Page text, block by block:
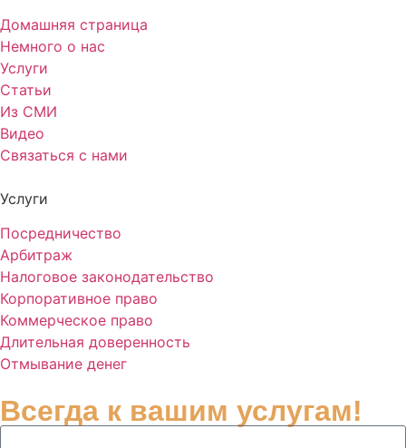
Домашняя страница
Немного о нас
Услуги
Статьи
Из СМИ
Видео
Связаться с нами
Услуги
Посредничество
Арбитраж
Налоговое законодательство
Корпоративное право
Коммерческое право
Длительная доверенность
Отмывание денег
Всегда к вашим услугам!